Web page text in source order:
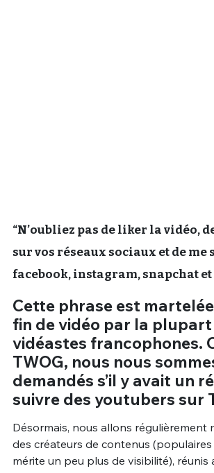
“N’oubliez pas de liker la vidéo,
sur vos réseaux sociaux et de me
facebook, instagram, snapchat
Cette phrase est
fin de vidéo par la plupart
vidéastes francophones.
TWOG, nous nous
demandés s’il y avait un
suivre des youtubers sur
Désormais, nous allons régulièrement
des créateurs de contenus
mérite un peu plus de visibilité), réunis